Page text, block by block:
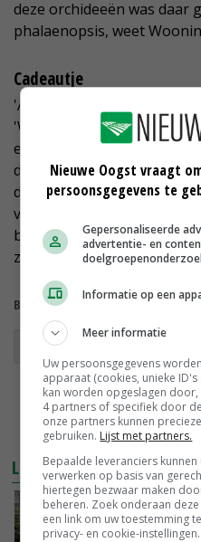
deze orchideeën was daar
phalaenopsis, weet
Cadeautje
'Anderhalf jaar geleden
'We send you a gift'. De
een cadeautje maken. We
denken. Daarvoor is
daarop te produceren en
volstampen', legt de
bamboeorchidee op een
zetten.'
Bekijk meer over:
potplant
LEES OOK
snelheid
Nieuwe Oogst vraagt
persoonsgegevens te
Gepersonaliseerde
advertentie- en
Informatie op een
Meer informatie
Uw persoonsgegevens
apparaat (cookies, unieke
kan worden opgeslagen
4 partners of specifiek door
onze partners kunnen
gebruiken. Lijst met partners.
Bepaalde leveranciers
verwerken op basis van
hiertegen bezwaar maken
beheren. Zoek onderaan
een link om uw toestemming
privacy- en cookie-instellingen.